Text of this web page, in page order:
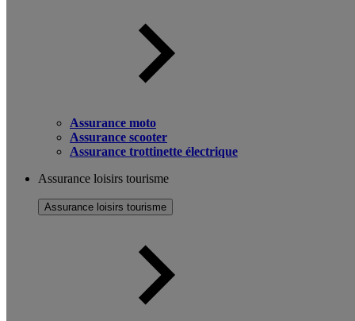
Assurance moto
Assurance scooter
Assurance trottinette électrique
Assurance loisirs tourisme
Assurance loisirs tourisme